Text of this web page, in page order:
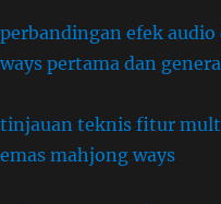
perbandingan efek
ways pertama dan
tinjauan teknis fitur
emas mahjong ways